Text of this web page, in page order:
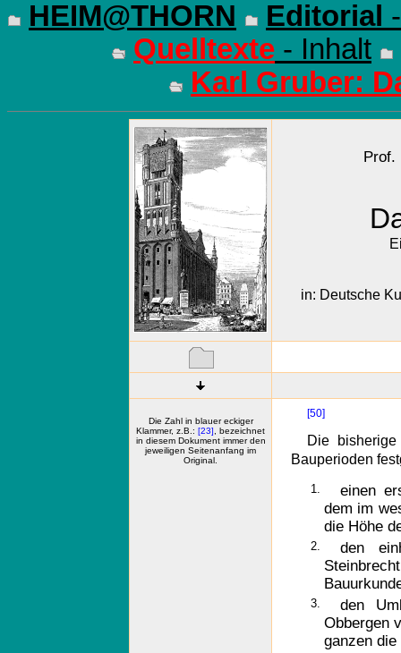
HEIM@THORN Editorial
Quelltexte - Inhalt
Karl Gruber:
Prof.
in: Deutsche
Die Zahl in blauer eckiger
Klammer, z.B.: [23], bezeichnet
in diesem Dokument immer den
jeweiligen Seitenanfang im
Original.
[50]
Die
Bauperioden
1.
einen
dem im
die Höhe
2.
den
3.
den
Obbergen
ganzen